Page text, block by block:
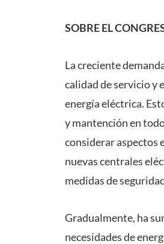
SOBRE EL
La creciente
calidad de servicio y
energía eléctrica.
y mantención en
considerar aspectos
nuevas centrales
medidas de
Gradualmente, ha
necesidades de